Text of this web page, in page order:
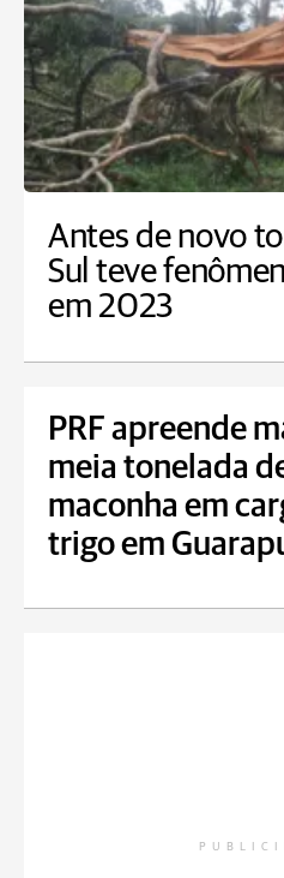
Antes de novo
Sul teve
em 2023
PRF apreende
meia tonelada
maconha em
trigo em